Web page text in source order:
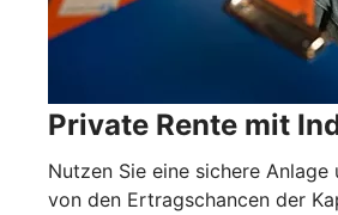
Private Rente mit
Nutzen Sie eine sichere
von den Ertragschancen der